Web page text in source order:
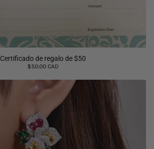
Certificado de regalo de $50
$50.00 CAD